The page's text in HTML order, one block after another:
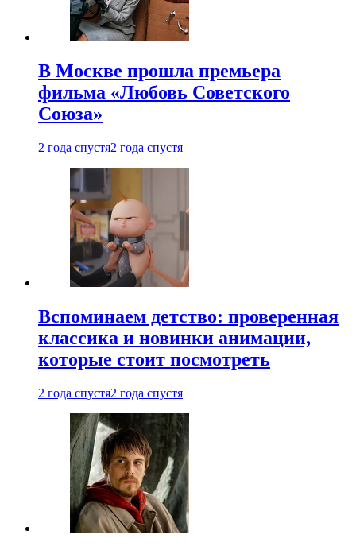
В Москве прошла премьера
фильма «Любовь Советского
Союза»
2 года спустя2 года спустя
Вспоминаем детство: проверенная
классика и новинки анимации,
которые стоит посмотреть
2 года спустя2 года спустя